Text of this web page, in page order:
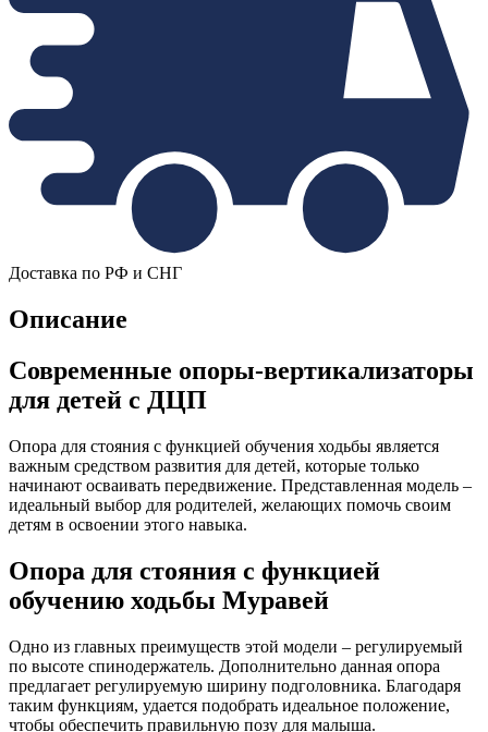
Доставка по РФ и СНГ
Описание
Современные опоры-вертикализаторы
для детей с ДЦП
Опора для стояния с функцией обучения ходьбы является
важным средством развития для детей, которые только
начинают осваивать передвижение. Представленная модель –
идеальный выбор для родителей, желающих помочь своим
детям в освоении этого навыка.
Опора для стояния с функцией
обучению ходьбы Муравей
Одно из главных преимуществ этой модели – регулируемый
по высоте спинодержатель. Дополнительно данная опора
предлагает регулируемую ширину подголовника. Благодаря
таким функциям, удается подобрать идеальное положение,
чтобы обеспечить правильную позу для малыша.